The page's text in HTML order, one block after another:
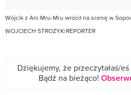
Wójcik z Ani Mru-Mru wrócił na scenę w
WOJCIECH STROZYK/REPORTER
Dziękujemy, że przeczytałaś/
Bądź na bieżąco!